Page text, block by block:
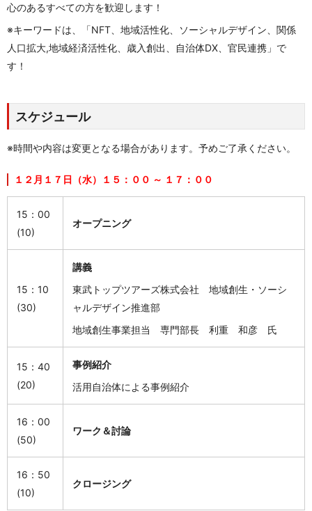
心のあるすべての方を歓迎します！
※キーワードは、「NFT、地域活性化、ソーシャルデザイン、関係
人口拡大,地域経済活性化、歳入創出、自治体DX 、官民連携」で
す！
スケジュール
※時間や内容は変更となる場合があります。予めご了承ください。
１２月１７日（水）１５：００ ～ １７：００
15：00
(10)
オープニング
15：10
(30)
講義
東武トップツアーズ株式会社 地域創生・ソーシ
ャルデザイン推進部
地域創生事業担当 専門部長 利重 和彦 氏
15：40
(20)
事例紹介
活用自治体による事例紹介
16：00
(50)
ワーク＆討論
16：50
(10)
クロージング